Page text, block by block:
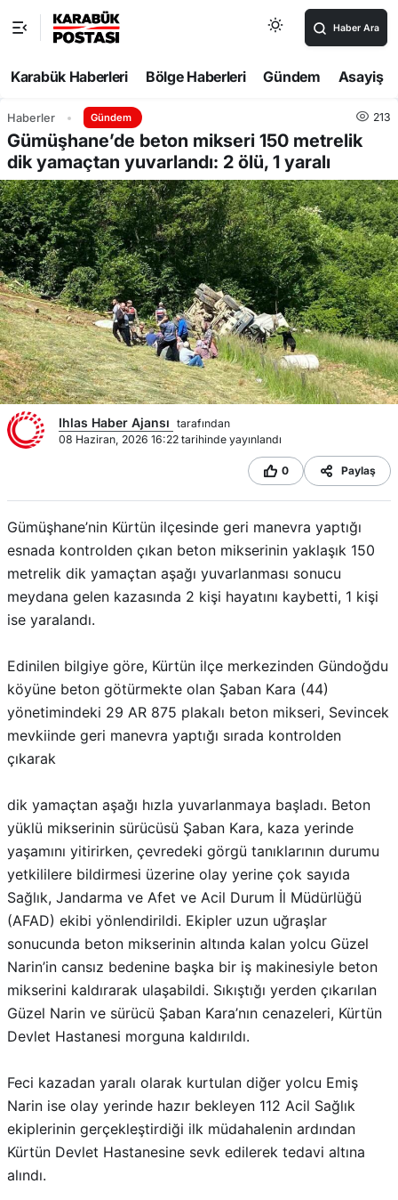
Haber Ara
Karabük Haberleri Bölge Haberleri Gündem Asayiş
Haberler Gündem 213
Gümüşhane’de beton mikseri 150 metrelik
dik yamaçtan yuvarlandı: 2 ölü, 1 yaralı
Ihlas Haber Ajansı tarafından
08 Haziran, 2026 16:22 tarihinde yayınlandı
0 Paylaş
Gümüşhane’nin Kürtün ilçesinde geri manevra yaptığı
esnada kontrolden çıkan beton mikserinin yaklaşık 150
metrelik dik yamaçtan aşağı yuvarlanması sonucu
meydana gelen kazasında 2 kişi hayatını kaybetti, 1 kişi
ise yaralandı.
Edinilen bilgiye göre, Kürtün ilçe merkezinden Gündoğdu
köyüne beton götürmekte olan Şaban Kara (44)
yönetimindeki 29 AR 875 plakalı beton mikseri, Sevincek
mevkiinde geri manevra yaptığı sırada kontrolden
çıkarak
dik yamaçtan aşağı hızla yuvarlanmaya başladı. Beton
yüklü mikserinin sürücüsü Şaban Kara, kaza yerinde
yaşamını yitirirken, çevredeki görgü tanıklarının durumu
yetkililere bildirmesi üzerine olay yerine çok sayıda
Sağlık, Jandarma ve Afet ve Acil Durum İl Müdürlüğü
(AFAD) ekibi yönlendirildi. Ekipler uzun uğraşlar
sonucunda beton mikserinin altında kalan yolcu Güzel
Narin’in cansız bedenine başka bir iş makinesiyle beton
mikserini kaldırarak ulaşabildi. Sıkıştığı yerden çıkarılan
Güzel Narin ve sürücü Şaban Kara’nın cenazeleri, Kürtün
Devlet Hastanesi morguna kaldırıldı.
Feci kazadan yaralı olarak kurtulan diğer yolcu Emiş
Narin ise olay yerinde hazır bekleyen 112 Acil Sağlık
ekiplerinin gerçekleştirdiği ilk müdahalenin ardından
Kürtün Devlet Hastanesine sevk edilerek tedavi altına
alındı.